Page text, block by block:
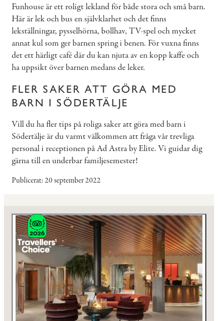
Funhouse är ett roligt lekland för både stora och små barn.
Här är lek och bus en självklarhet och det finns
lekställningar, pysselhörna, bollhav, TV-spel och mycket
annat kul som ger barnen spring i benen. För vuxna finns
det ett härligt café där du kan njuta av en kopp kaffe och
ha uppsikt över barnen medans de leker.
FLER SAKER ATT GÖRA MED
BARN I SÖDERTÄLJE
Vill du ha fler tips på roliga saker att göra med barn i
Södertälje är du varmt välkommen att fråga vår trevliga
personal i receptionen på Ad Astra by Elite. Vi guidar dig
gärna till en underbar familjesemester!
Publicerat 20 september 2022